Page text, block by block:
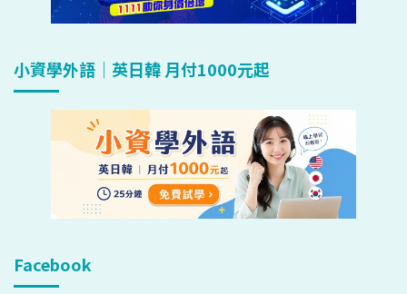
小資學外語｜英日韓 月付1000元起
Facebook